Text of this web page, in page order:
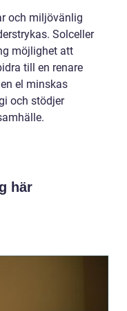
och miljövänlig
Solceller
möjlighet att
till en renare
el minskas
och stödjer
här